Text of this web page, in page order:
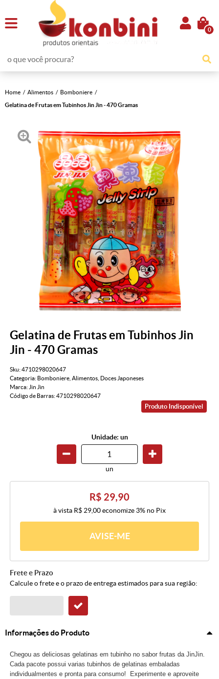
0
Home Alimentos
Bomboniere
Gelatina de Frutas em Tubinhos Jin Jin - 470 Gramas
Gelatina de Frutas em Tubinhos Jin
Jin - 470 Gramas
Sku:4710298020647
Categoria: Bomboniere Alimentos Doces Japoneses
Marca: Jin Jin
Código de Barras:4710298020647
Produto Indisponível
Unidade: un
un
R$ 29,90
à vista R$ 29,00economize 3% no Pix
AVISE-ME
Frete e Prazo
Calcule o frete e o prazo de entrega estimados para sua região:
Informações do Produto
Chegou as deliciosas gelatinas em tubinho no sabor frutas da JinJin.
Cada pacote possui varias tubinhos de gelatinas embaladas
individualmentes e pronta para consumo! Experimente e aproveite